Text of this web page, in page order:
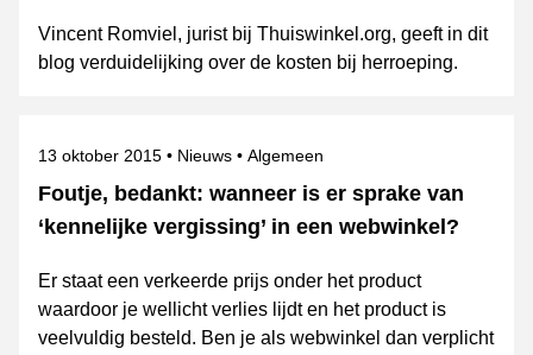
Vincent Romviel, jurist bij Thuiswinkel.org, geeft in dit
blog verduidelijking over de kosten bij herroeping.
Foutje, bedankt: wanneer is er sprake van
‘kennelijke vergissing’ in een webwinkel?
Gepubliceerd op
13 oktober 2015 Categorie
Nieuws Onderwerpen
Algemeen
Er staat een verkeerde prijs onder het product
waardoor je wellicht verlies lijdt en het product is
veelvuldig besteld. Ben je als webwinkel dan verplicht